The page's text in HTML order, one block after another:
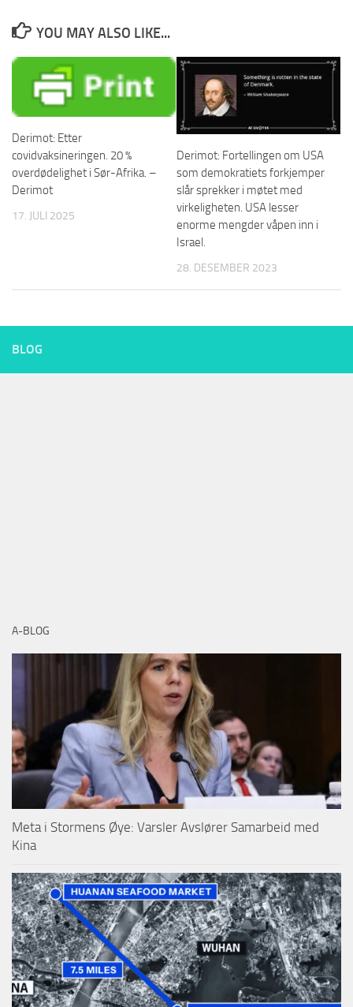
YOU MAY ALSO LIKE...
Derimot: Etter
covidvaksineringen. 20 %
overdødelighet i Sør-Afrika. –
Derimot
17. JULI 2025
Derimot: Fortellingen om USA
som demokratiets forkjemper
slår sprekker i møtet med
virkeligheten. USA lesser
enorme mengder våpen inn i
Israel.
28. DESEMBER 2023
BLOG
A-BLOG
Meta i Stormens Øye: Varsler Avslører Samarbeid med
Kina